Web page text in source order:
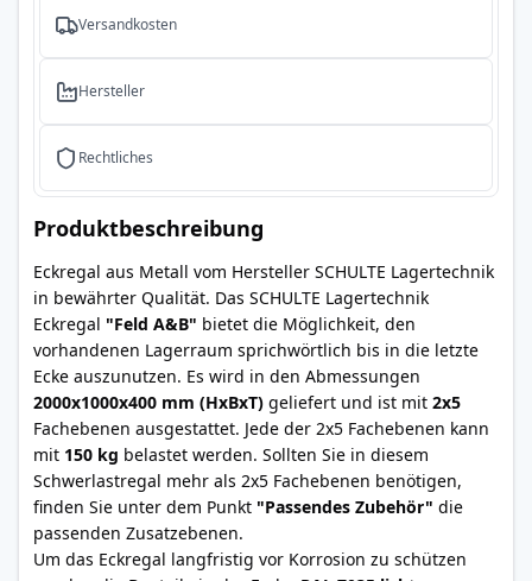
Versandkosten
Hersteller
Rechtliches
Produktbeschreibung
Eckregal aus Metall vom Hersteller SCHULTE Lagertechnik
in bewährter Qualität. Das SCHULTE Lagertechnik
Eckregal "Feld A&B" bietet die Möglichkeit, den
vorhandenen Lagerraum sprichwörtlich bis in die letzte
Ecke auszunutzen. Es wird in den Abmessungen
2000x1000x400 mm (HxBxT) geliefert und ist mit 2x5
Fachebenen ausgestattet. Jede der 2x5 Fachebenen kann
mit 150 kg belastet werden. Sollten Sie in diesem
Schwerlastregal mehr als 2x5 Fachebenen benötigen,
finden Sie unter dem Punkt "Passendes Zubehör" die
passenden Zusatzebenen.
Um das Eckregal langfristig vor Korrosion zu schützen